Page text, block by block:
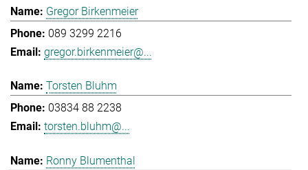
Gregor Birkenmeier
089 3299 2216
gregor.birkenmeier@...
Torsten Bluhm
03834 88 2238
torsten.bluhm@...
Ronny Blumenthal